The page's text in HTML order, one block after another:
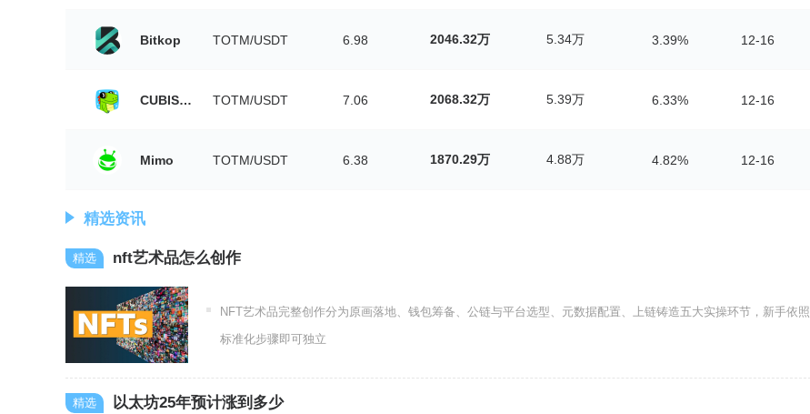
Bitkop TOTM/USDT 6.98 2046.32万 5.34万 3.39% 12-16
CUBISwap TOTM/USDT 7.06 2068.32万 5.39万 6.33% 12-16
Mimo TOTM/USDT 6.38 1870.29万 4.88万 4.82% 12-16
精选资讯
nft艺术品怎么创作
NFT艺术品完整创作分为原画落地、钱包筹备、公链与平台选型、元数据配置、上链铸造五大实操环节，新手依照
标准化步骤即可独立
以太坊25年预计涨到多少